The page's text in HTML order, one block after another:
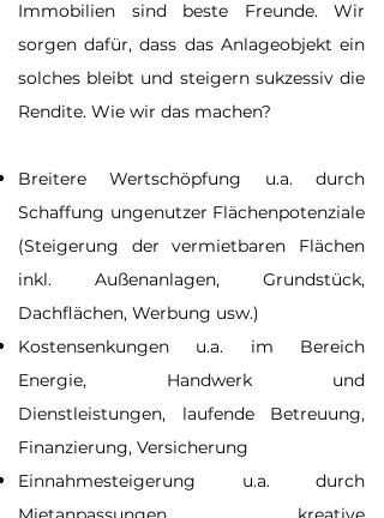
Immobilien sind beste Freunde. Wir
sorgen dafür, dass das Anlageobjekt ein
solches bleibt und steigern sukzessiv die
Rendite. Wie wir das machen?
Breitere Wertschöpfung u.a. durch
Schaffung ungenutzer Flächenpotenziale
(Steigerung der vermietbaren Flächen
inkl. Außenanlagen, Grundstück,
Dachflächen, Werbung usw.)
Kostensenkungen u.a. im Bereich
Energie, Handwerk und
Dienstleistungen, laufende Betreuung,
Finanzierung, Versicherung
Einnahmesteigerung u.a. durch